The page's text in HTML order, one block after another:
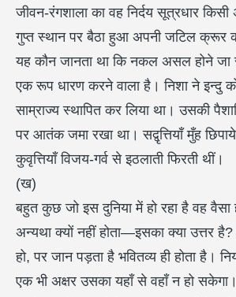
जीवन-रंगशाला का वह निर्दय सूत्रधार
गुप्त स्थान पर बैठा हुआ अपनी जटिल क्रूर
यह कौन जानता था कि नकल असल होने जा
एक रूप धारण करने वाला है। निशा ने इन्दु
साम्राज्य स्थापित कर लिया था। उसकी
पर आतंक जमा रखा था। सद्वृत्तियाँ मुँह
कुवृत्तियाँ विजय-गर्व से इठलाती फिरती थीं।
(ख)
बहुत कुछ जो इस दुनिया में हो रहा है वह वैसा
अन्यथा क्यों नहीं होता—इसका क्या उत्तर
हो, पर जान पड़ता है भवितव्य ही होता है।
एक भी अक्षर उसका यहाँ से वहाँ न हो